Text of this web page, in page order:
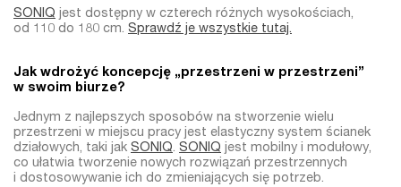
SONIQ jest dostępny w czterech różnych wysokościach,
od 110 do 180 cm. Sprawdź je wszystkie tutaj.
Jak wdrożyć koncepcję „przestrzeni w przestrzeni”
w swoim biurze?
Jednym z najlepszych sposobów na stworzenie wielu
przestrzeni w miejscu pracy jest elastyczny system ścianek
działowych, taki jak SONIQ. SONIQ jest mobilny i modułowy,
co ułatwia tworzenie nowych rozwiązań przestrzennych
i dostosowywanie ich do zmieniających się potrzeb.